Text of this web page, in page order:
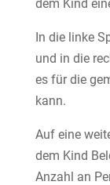
dem Kind
In die linke
und in die
es für die
kann.
Auf eine
dem Kind
Anzahl an